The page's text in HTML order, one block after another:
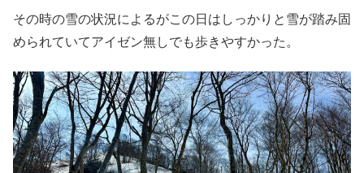
その時の雪の状況によるがこの日はしっかりと雪が踏み固
められていてアイゼン無しでも歩きやすかった。